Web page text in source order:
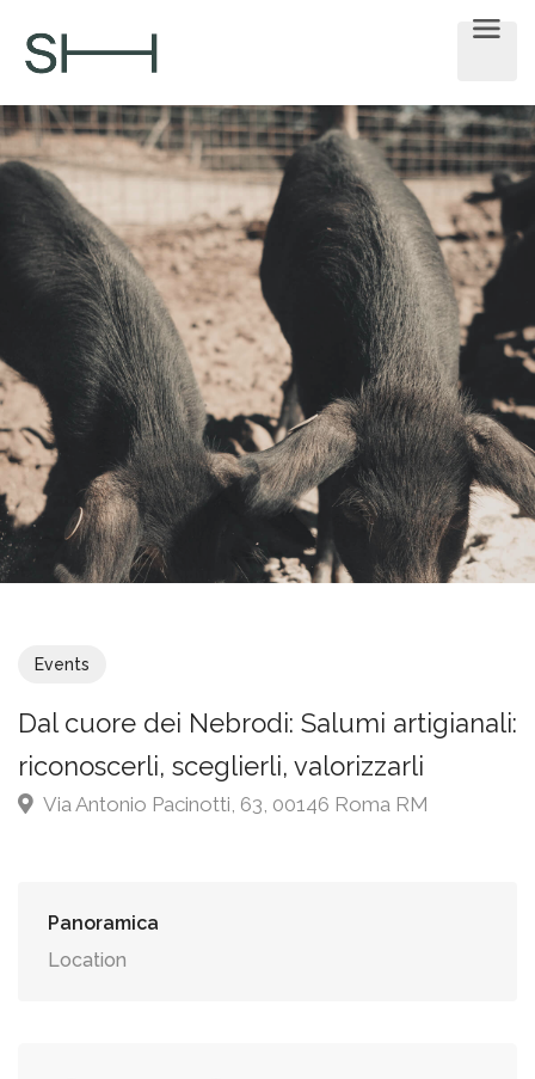
Events
Dal cuore dei Nebrodi: Salumi artigianali:
riconoscerli, sceglierli, valorizzarli
Via Antonio Pacinotti, 63, 00146 Roma RM
Panoramica
Location